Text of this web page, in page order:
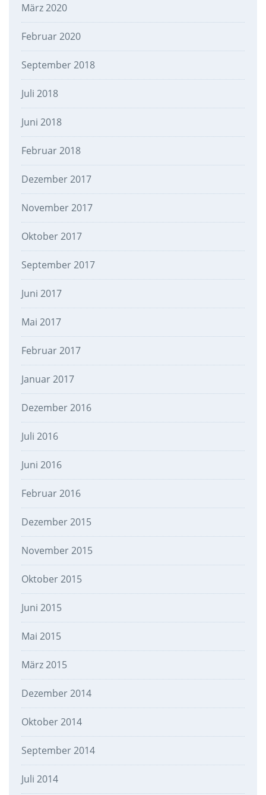
März 2020
Februar 2020
September 2018
Juli 2018
Juni 2018
Februar 2018
Dezember 2017
November 2017
Oktober 2017
September 2017
Juni 2017
Mai 2017
Februar 2017
Januar 2017
Dezember 2016
Juli 2016
Juni 2016
Februar 2016
Dezember 2015
November 2015
Oktober 2015
Juni 2015
Mai 2015
März 2015
Dezember 2014
Oktober 2014
September 2014
Juli 2014